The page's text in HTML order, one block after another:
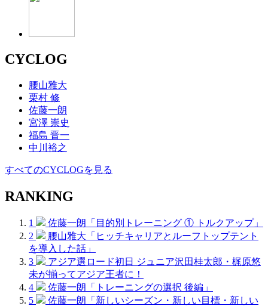
CYCLOG
腰山雅大
栗村 修
佐藤一朗
宮澤 崇史
福島 晋一
中川裕之
すべてのCYCLOGを見る
RANKING
1
佐藤一朗「目的別トレーニング ① トルクアップ」
2
腰山雅大「ヒッチキャリアとルーフトップテント
を導入した話」
3
アジア選ロード初日 ジュニア沢田桂太郎・梶原悠
未が揃ってアジア王者に！
4
佐藤一朗「トレーニングの選択 後編」
5
佐藤一朗「新しいシーズン・新しい目標・新しい